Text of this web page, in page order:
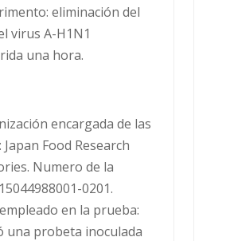
eliminación del
virus A-H1N1
una hora.
encargada de las
Food Research
Numero de la
0201.
en la prueba:
una probeta inoculada